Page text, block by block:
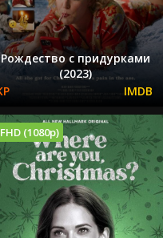
Рождество с придурками
(2023)
FHD (1080p)